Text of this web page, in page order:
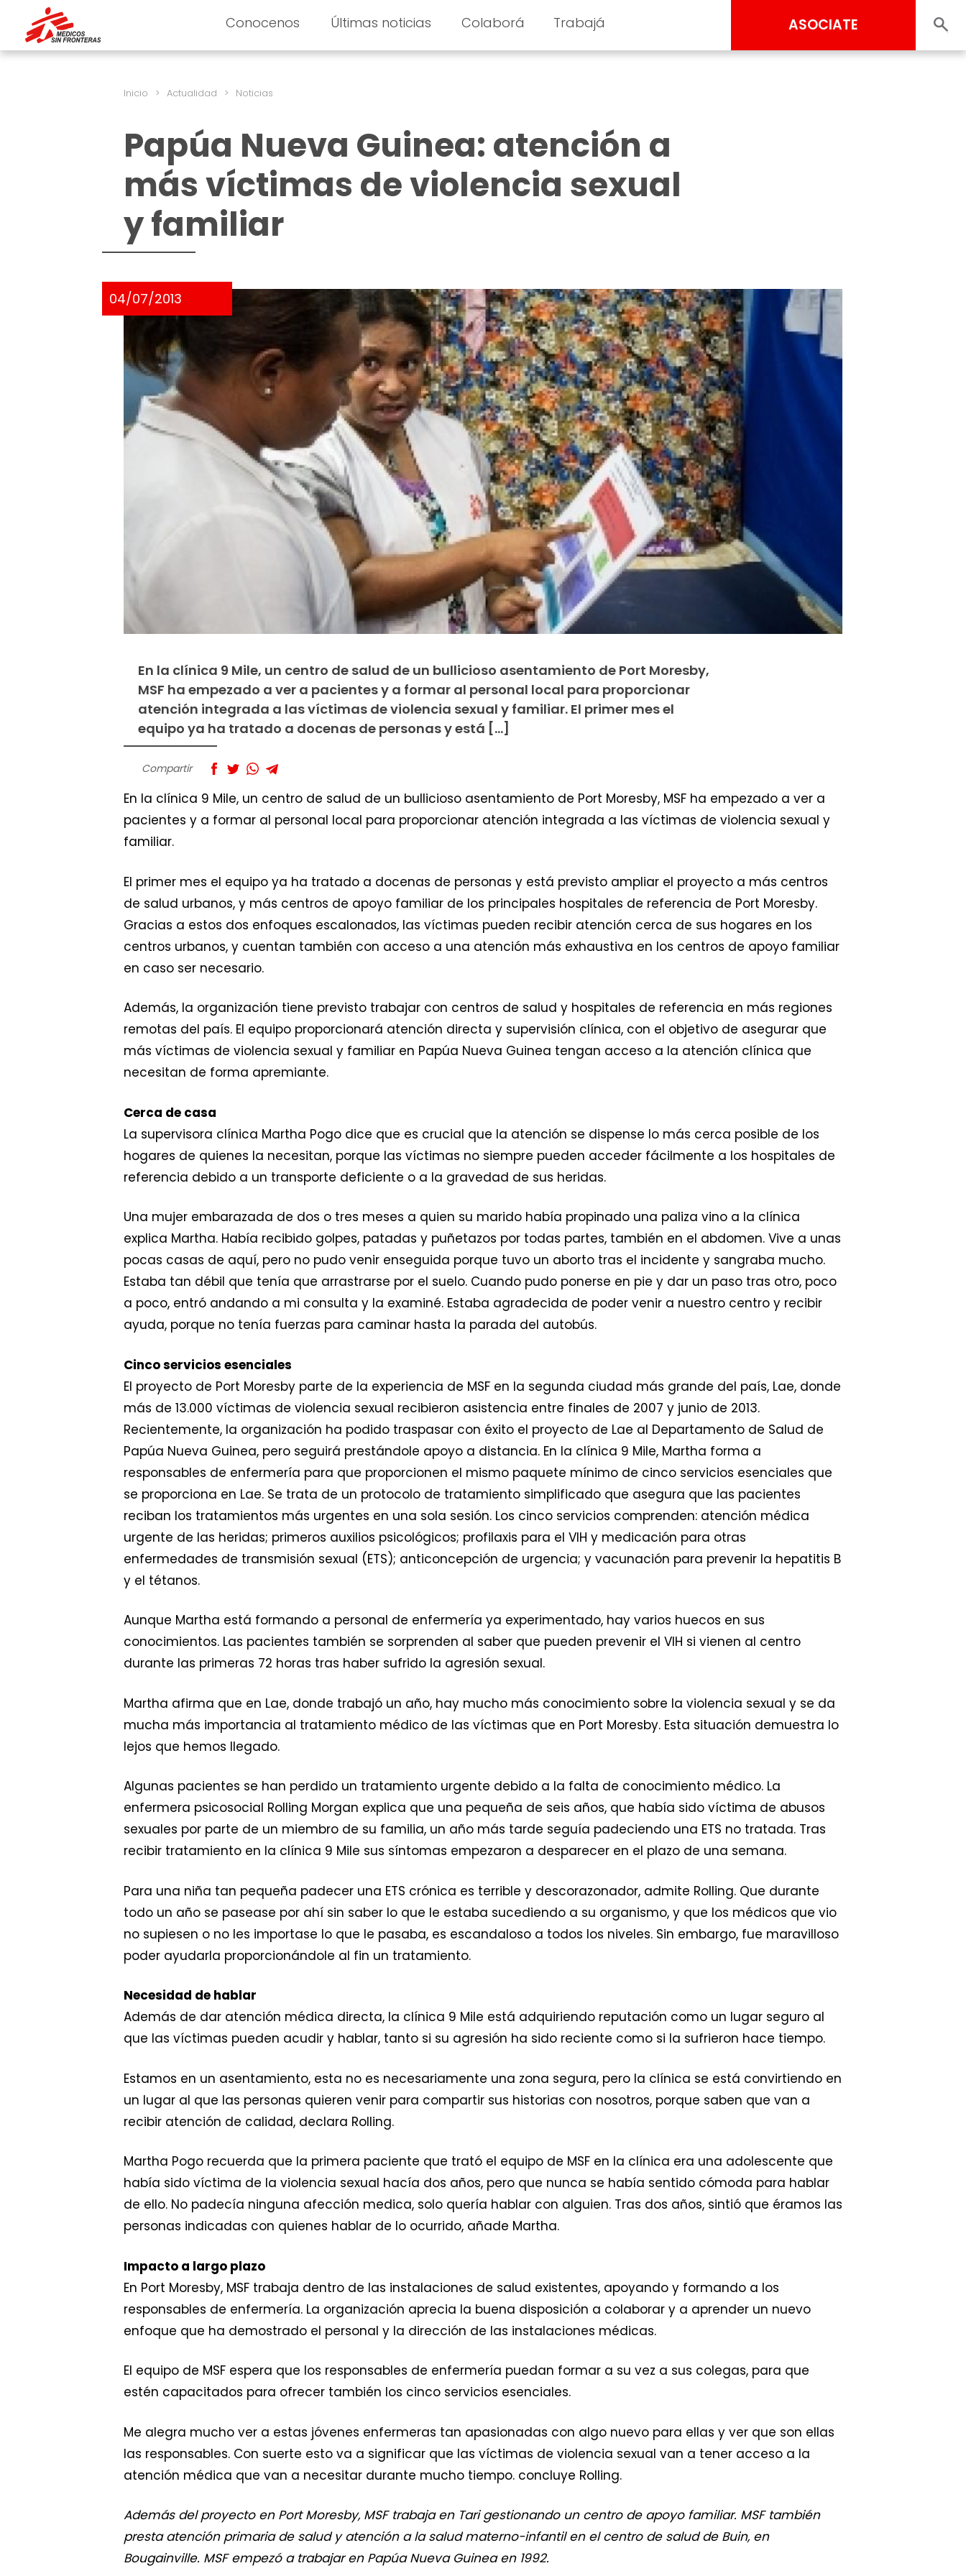
Conocenos Últimas noticias Colaborá Trabajá ASOCIATE
Inicio > Actualidad > Noticias
Papúa Nueva Guinea: atención a
más víctimas de violencia sexual
y familiar
04/07/2013
En la clínica 9 Mile, un centro de salud de un bullicioso asentamiento de Port Moresby,
MSF ha empezado a ver a pacientes y a formar al personal local para proporcionar
atención integrada a las víctimas de violencia sexual y familiar. El primer mes el
equipo ya ha tratado a docenas de personas y está […]
Compartir
En la clínica 9 Mile, un centro de salud de un bullicioso asentamiento de Port Moresby, MSF ha empezado a ver a
pacientes y a formar al personal local para proporcionar atención integrada a las víctimas de violencia sexual y
familiar.
El primer mes el equipo ya ha tratado a docenas de personas y está previsto ampliar el proyecto a más centros
de salud urbanos, y más centros de apoyo familiar de los principales hospitales de referencia de Port Moresby.
Gracias a estos dos enfoques escalonados, las víctimas pueden recibir atención cerca de sus hogares en los
centros urbanos, y cuentan también con acceso a una atención más exhaustiva en los centros de apoyo familiar
en caso ser necesario.
Además, la organización tiene previsto trabajar con centros de salud y hospitales de referencia en más regiones
remotas del país. El equipo proporcionará atención directa y supervisión clínica, con el objetivo de asegurar que
más víctimas de violencia sexual y familiar en Papúa Nueva Guinea tengan acceso a la atención clínica que
necesitan de forma apremiante.
Cerca de casa
La supervisora clínica Martha Pogo dice que es crucial que la atención se dispense lo más cerca posible de los
hogares de quienes la necesitan, porque las víctimas no siempre pueden acceder fácilmente a los hospitales de
referencia debido a un transporte deficiente o a la gravedad de sus heridas.
Una mujer embarazada de dos o tres meses a quien su marido había propinado una paliza vino a la clínica
explica Martha. Había recibido golpes, patadas y puñetazos por todas partes, también en el abdomen. Vive a unas
pocas casas de aquí, pero no pudo venir enseguida porque tuvo un aborto tras el incidente y sangraba mucho.
Estaba tan débil que tenía que arrastrarse por el suelo. Cuando pudo ponerse en pie y dar un paso tras otro, poco
a poco, entró andando a mi consulta y la examiné. Estaba agradecida de poder venir a nuestro centro y recibir
ayuda, porque no tenía fuerzas para caminar hasta la parada del autobús.
Cinco servicios esenciales
El proyecto de Port Moresby parte de la experiencia de MSF en la segunda ciudad más grande del país, Lae, donde
más de 13.000 víctimas de violencia sexual recibieron asistencia entre finales de 2007 y junio de 2013.
Recientemente, la organización ha podido traspasar con éxito el proyecto de Lae al Departamento de Salud de
Papúa Nueva Guinea, pero seguirá prestándole apoyo a distancia. En la clínica 9 Mile, Martha forma a
responsables de enfermería para que proporcionen el mismo paquete mínimo de cinco servicios esenciales que
se proporciona en Lae. Se trata de un protocolo de tratamiento simplificado que asegura que las pacientes
reciban los tratamientos más urgentes en una sola sesión. Los cinco servicios comprenden: atención médica
urgente de las heridas; primeros auxilios psicológicos; profilaxis para el VIH y medicación para otras
enfermedades de transmisión sexual (ETS); anticoncepción de urgencia; y vacunación para prevenir la hepatitis B
y el tétanos.
Aunque Martha está formando a personal de enfermería ya experimentado, hay varios huecos en sus
conocimientos. Las pacientes también se sorprenden al saber que pueden prevenir el VIH si vienen al centro
durante las primeras 72 horas tras haber sufrido la agresión sexual.
Martha afirma que en Lae, donde trabajó un año, hay mucho más conocimiento sobre la violencia sexual y se da
mucha más importancia al tratamiento médico de las víctimas que en Port Moresby. Esta situación demuestra lo
lejos que hemos llegado.
Algunas pacientes se han perdido un tratamiento urgente debido a la falta de conocimiento médico. La
enfermera psicosocial Rolling Morgan explica que una pequeña de seis años, que había sido víctima de abusos
sexuales por parte de un miembro de su familia, un año más tarde seguía padeciendo una ETS no tratada. Tras
recibir tratamiento en la clínica 9 Mile sus síntomas empezaron a desparecer en el plazo de una semana.
Para una niña tan pequeña padecer una ETS crónica es terrible y descorazonador, admite Rolling. Que durante
todo un año se pasease por ahí sin saber lo que le estaba sucediendo a su organismo, y que los médicos que vio
no supiesen o no les importase lo que le pasaba, es escandaloso a todos los niveles. Sin embargo, fue maravilloso
poder ayudarla proporcionándole al fin un tratamiento.
Necesidad de hablar
Además de dar atención médica directa, la clínica 9 Mile está adquiriendo reputación como un lugar seguro al
que las víctimas pueden acudir y hablar, tanto si su agresión ha sido reciente como si la sufrieron hace tiempo.
Estamos en un asentamiento, esta no es necesariamente una zona segura, pero la clínica se está convirtiendo en
un lugar al que las personas quieren venir para compartir sus historias con nosotros, porque saben que van a
recibir atención de calidad, declara Rolling.
Martha Pogo recuerda que la primera paciente que trató el equipo de MSF en la clínica era una adolescente que
había sido víctima de la violencia sexual hacía dos años, pero que nunca se había sentido cómoda para hablar
de ello. No padecía ninguna afección medica, solo quería hablar con alguien. Tras dos años, sintió que éramos las
personas indicadas con quienes hablar de lo ocurrido, añade Martha.
Impacto a largo plazo
En Port Moresby, MSF trabaja dentro de las instalaciones de salud existentes, apoyando y formando a los
responsables de enfermería. La organización aprecia la buena disposición a colaborar y a aprender un nuevo
enfoque que ha demostrado el personal y la dirección de las instalaciones médicas.
El equipo de MSF espera que los responsables de enfermería puedan formar a su vez a sus colegas, para que
estén capacitados para ofrecer también los cinco servicios esenciales.
Me alegra mucho ver a estas jóvenes enfermeras tan apasionadas con algo nuevo para ellas y ver que son ellas
las responsables. Con suerte esto va a significar que las víctimas de violencia sexual van a tener acceso a la
atención médica que van a necesitar durante mucho tiempo. concluye Rolling.
Además del proyecto en Port Moresby, MSF trabaja en Tari gestionando un centro de apoyo familiar. MSF también
presta atención primaria de salud y atención a la salud materno-infantil en el centro de salud de Buin, en
Bougainville. MSF empezó a trabajar en Papúa Nueva Guinea en 1992.